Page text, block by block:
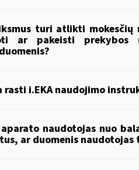
turi atlikti
ar pakeisti
rasti i.EKA naudojimo
naudotojas nuo
ar duomenis